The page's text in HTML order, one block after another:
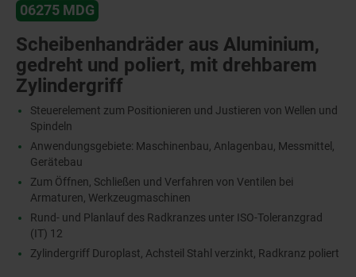
06275 MDG
Scheibenhandräder aus Aluminium,
gedreht und poliert, mit drehbarem
Zylindergriff
Steuerelement zum Positionieren und Justieren von Wellen und
Spindeln
Anwendungsgebiete: Maschinenbau, Anlagenbau, Messmittel,
Gerätebau
Zum Öffnen, Schließen und Verfahren von Ventilen bei
Armaturen, Werkzeugmaschinen
Rund- und Planlauf des Radkranzes unter ISO-Toleranzgrad
(IT) 12
Zylindergriff Duroplast, Achsteil Stahl verzinkt, Radkranz poliert